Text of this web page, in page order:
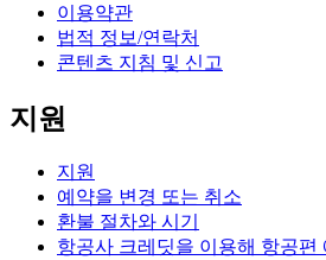
이용약관
법적 정보/연락처
콘텐츠 지침 및 신고
지원
지원
예약을 변경 또는 취소
환불 절차와 시기
항공사 크레딧을 이용해 항공편